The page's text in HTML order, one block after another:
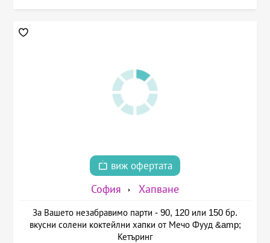
виж офертата
София Хапване
За Вашето незабравимо парти - 90, 120 или 150 бр.
вкусни солени коктейлни хапки от Мечо Фууд &amp;
Кетъринг